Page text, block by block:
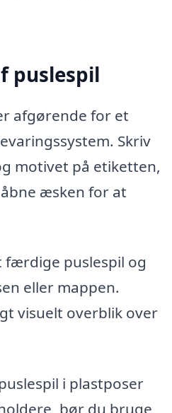
puslespil
afgørende for et
Skriv
motivet på etiketten,
æsken for at
færdige puslespil og
eller mappen.
visuelt overblik over
i plastposer
bør du bruge